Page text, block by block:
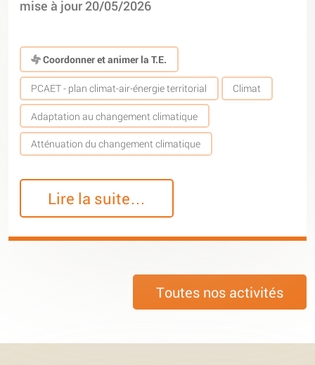
mise à jour 20/05/2026
Coordonner et animer la T.E.
PCAET - plan climat-air-énergie territorial Climat
Adaptation au changement climatique
Atténuation du changement climatique
Lire la suite…
Toutes nos activités